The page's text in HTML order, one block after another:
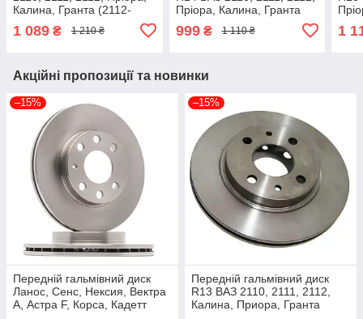
Калина, Гранта (2112-
1 089 ₴ 1 210 ₴
Пріора, Калина, Гранта
0986479346
999₴ 1 110 ₴ 1
Акційні пропозиції та новинки
–15%
Передній гальмівний диск
Ланос, Сенс, Нексия, Вектра
А, Астра F, Корса, Кадетт
–15%
Передній гальмівний диск
R13 ВАЗ 2110, 2111, 2112,
Калина, Приора, Гранта